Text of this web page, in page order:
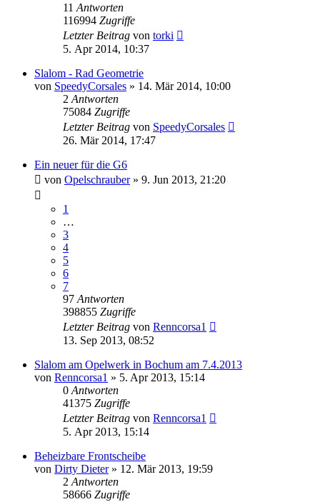
11 Antworten
116994 Zugriffe
Letzter Beitrag von torki
5. Apr 2014, 10:37
Slalom - Rad Geometrie
von SpeedyCorsales » 14. Mär 2014, 10:00
2 Antworten
75084 Zugriffe
Letzter Beitrag von SpeedyCorsales
26. Mär 2014, 17:47
Ein neuer für die G6
von Opelschrauber» 9. Jun 2013, 21:20
1
…
3
4
5
6
7
97 Antworten
398855 Zugriffe
Letzter Beitrag von Renncorsa1
13. Sep 2013, 08:52
Slalom am Opelwerk in Bochum am 7.4.2013
von Renncorsa1 » 5. Apr 2013, 15:14
0 Antworten
41375 Zugriffe
Letzter Beitrag von Renncorsa1
5. Apr 2013, 15:14
Beheizbare Frontscheibe
von Dirty Dieter» 12. Mär 2013, 19:59
2 Antworten
58666 Zugriffe